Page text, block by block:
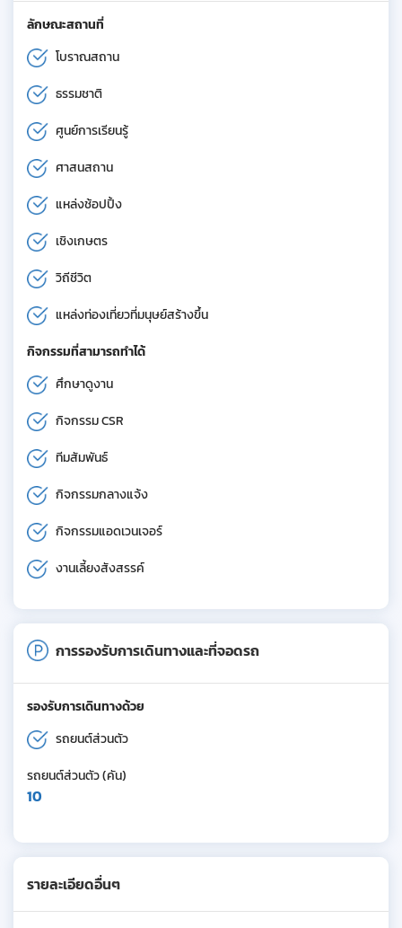
ลักษณะสถานที่
โบราณสถาน
ธรรมชาติ
ศูนย์การเรียนรู้
ศาสนสถาน
แหล่งช้อปปิ้ง
เชิงเกษตร
วิถีชีวิต
แหล่งท่องเที่ยวที่มนุษย์สร้างขึ้น
กิจกรรมที่สามารถทำได้
ศึกษาดูงาน
กิจกรรม CSR
ทีมสัมพันธ์
กิจกรรมกลางแจ้ง
กิจกรรมแอดเวนเจอร์
งานเลี้ยงสังสรรค์
การรองรับการเดินทางและที่จอดรถ
รองรับการเดินทางด้วย
รถยนต์ส่วนตัว
รถยนต์ส่วนตัว (คัน)
10
รายละเอียดอื่นๆ